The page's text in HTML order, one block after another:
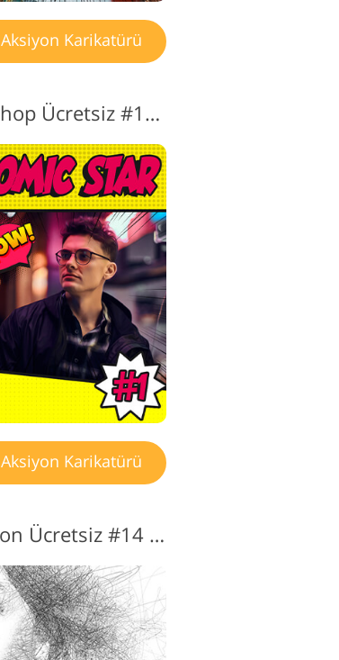
Aksiyon Karikatürü
Karikatür Aksiyonu Photoshop Ücretsiz #12 "Superhero League"
Aksiyon Karikatürü
Karikatür Photoshop Aksiyon Ücretsiz #14 "Pen"